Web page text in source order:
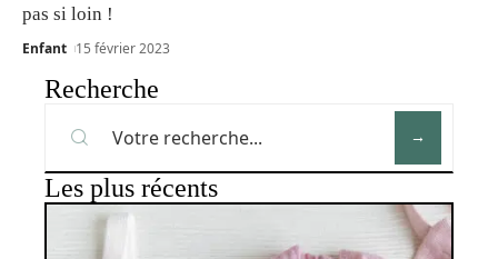
pas si loin !
Enfant 15 février 2023
Recherche
Les plus récents